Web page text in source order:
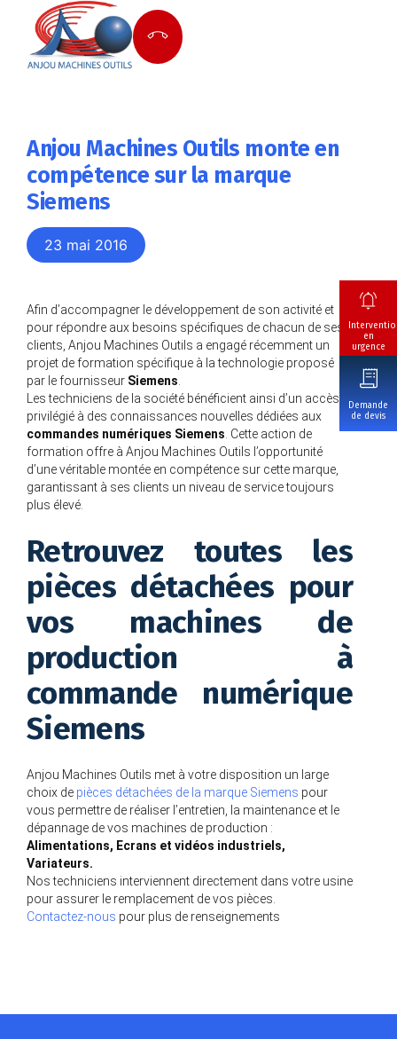
en
urgence
Demande
de devis
Anjou Machines Outils monte en
compétence sur la marque
Siemens
23 mai 2016
Afin d’accompagner le développement de son activité et
pour répondre aux besoins spécifiques de chacun de ses
clients, Anjou Machines Outils a engagé récemment un
projet de formation spécifique à la technologie proposé
par le fournisseur Siemens
Les techniciens de la société bénéficient ainsi d’un accès
privilégié à des connaissances nouvelles dédiées aux
commandes numériques Siemens . Cette action de
formation offre à Anjou Machines Outils l’opportunité
d’une véritable montée en compétence sur cette marque,
garantissant à ses clients un niveau de service toujours
plus élevé.
Retrouvez toutes les
pièces détachées pour
vos machines de
production à
commande numérique
Siemens
Anjou Machines Outils met à votre disposition un large
choix de pièces détachées de la marque Siemens pour
vous permettre de réaliser l’entretien, la maintenance et le
dépannage de vos machines de production :
Alimentations, Ecrans et vidéos industriels,
Variateurs.
Nos techniciens interviennent directement dans votre usine
pour assurer le remplacement de vos pièces.
Contactez-nous pour plus de renseignements